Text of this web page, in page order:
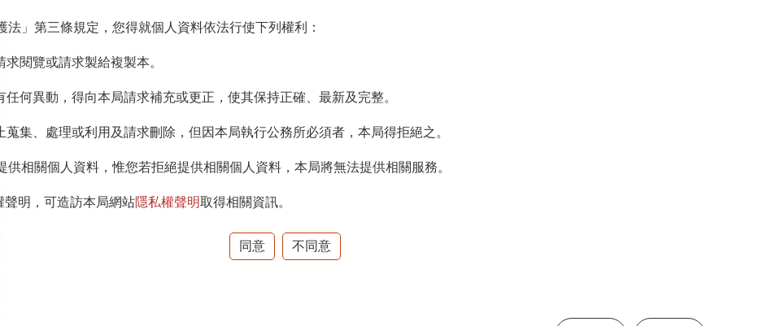
法」第三條規定，您得就個人資料依法行使下列權利：
閱覽或請求製給複製本。
任何異動，得向本局請求補充或更正，使其保持正確、最新及完整。
蒐集、處理或利用及請求刪除，但因本局執行公務所必須者，本局得拒絕之。
供相關個人資料，惟您若拒絕提供相關個人資料，本局將無法提供相關服務。
明，可造訪本局網站隱私權聲明取得相關資訊。
同意 不同意